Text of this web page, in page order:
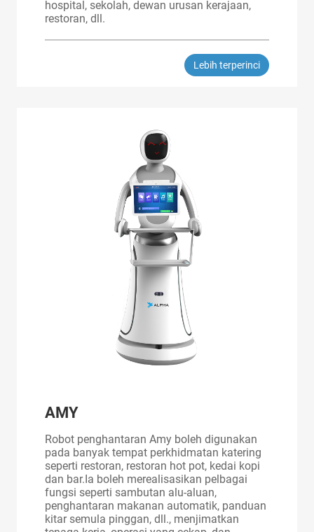
hospital, sekolah, dewan urusan kerajaan,
restoran, dll.
Lebih terperinci
AMY
Robot penghantaran Amy boleh digunakan
pada banyak tempat perkhidmatan katering
seperti restoran, restoran hot pot, kedai kopi
dan bar.Ia boleh merealisasikan pelbagai
fungsi seperti sambutan alu-aluan,
penghantaran makanan automatik, panduan
kitar semula pinggan, dll., menjimatkan